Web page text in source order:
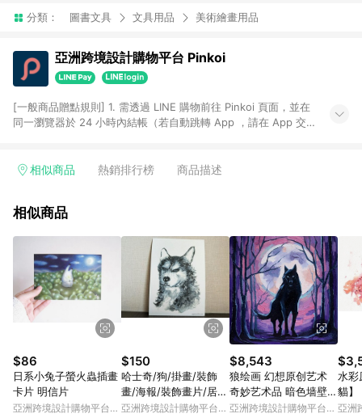
分類： 圖書文具 文具用品 美術繪畫用品
亞洲跨境設計購物平台 Pinkoi
[一般商品贈點規則] 1. 需透過 LINE 購物前往 Pinkoi 頁面，並在
同一瀏覽器於 24 小時內結帳（若自動跳轉 App ，請在 App 交
回饋訂單不得享有 Pinkoi 站方優惠，例如首購優惠，P coins，
行為，不具贈點資格，部分退款不在此限。 6. APP 請更新至
貨後 45 天後發送。 8. 群眾募資商品，禮物卡，開館保證金，補
運費，攤位費等不具贈點資格。 9. LINE 購物站上之商品規格、
顏色、價位、贈品如與 Pinkoi 商品資訊頁及購物車不符，以
Pinkoi 購物商品資訊頁及購物車標示為準。 10. 點數紅包使用規
則請以點數紅包活動說明為準。 11. 若於 LINE 購物前往 Pinkoi
頁面後才首次下載 Pinkoi APP 並完成訂單，不符合導購資格；承
上，首次下載 Pinkoi APP 後，需透過 LINE 購物前往 Pinkoi 頁
面，方享導購資格。
相似商品 熱銷排行榜 商品描述
相似商品
$86
日系小兔子螢火蟲插畫
卡片 明信片
亞洲跨境設計購物平台
$150
哈士奇/狗/掛畫/裝飾
畫/海報/裝飾畫片/居家
佈置/手繪
亞洲跨境設計購物平台
$8,543
狼绘画 幻想原创艺术
奇妙艺术品 暗色墙壁装
饰
亞洲跨境設計購物平台
水彩
貓】
亞洲